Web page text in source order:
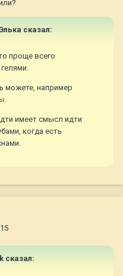
сказал:
проще всего
можете, например
имеет смысл идти
когда есть
сказал: